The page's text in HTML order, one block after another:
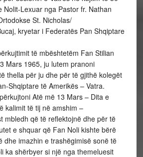
Nolit-Lexuar nga Pastor fr. Nathan
St. Nicholas/
kryetar i Federatës Pan Shqiptare
të mbështetëm Fan Stilian
Mars 1965, ju lutem pranoni
thella për ju dhe për të gjithë kolegët
Shqiptare të Amerikës – Vatra.
Atë më 13 Mars – Dita e
kalimit të tij në amshim –
mbledh që të reflektojnë dhe për të
e shquar që Fan Noli kishte bërë
dhe imazhin e trashëgimisë sonë të
ka shërbyer si një nga themeluesit